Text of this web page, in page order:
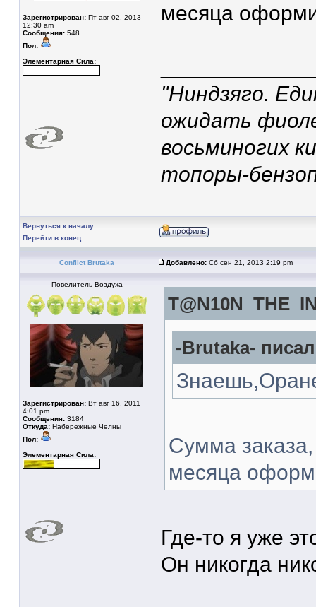
Зарегистрирован: Пт авг 02, 2013
12:30 am
Сообщения: 548
Пол:
Элементарная Сила:
месяца
"Ниндзяго.
ожидать
восьминогих
топоры-
Вернуться к началу
Перейти в конец
Conflict Brutaka Добавлено: Сб сен 21, 2013 2:19 pm
Повелитель Воздуха
Зарегистрирован: Вт авг 16, 2011
4:01 pm
Сообщения: 3184
Откуда: Набережные Челны
Пол:
Элементарная Сила:
-Brutaka-
Сумма
месяца
Где-то я уже
Он никогда